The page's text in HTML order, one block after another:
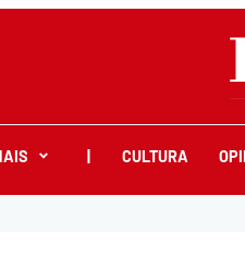
CULTURA